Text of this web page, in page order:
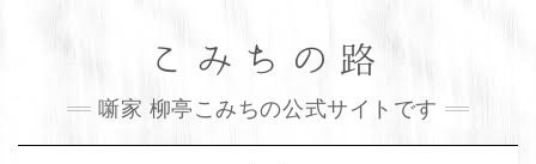
こみちの路
噺家 柳亭こみちの公式サイトです